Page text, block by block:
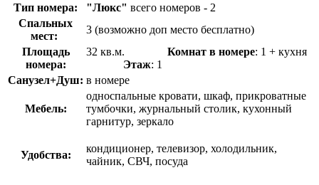
Тип номера:
"Люкс" всего номеров - 2
Спальных
мест:
3 (возможно доп место бесплатно)
Площадь
номера:
32 кв.м. Комнат в номере: 1 + кухня
Этаж: 1
Санузел+Душ: в номере
Мебель:
односпальные кровати, шкаф, прикроватные
тумбочки, журнальный столик, кухонный
гарнитур, зеркало
Удобства:
кондиционер, телевизор, холодильник,
чайник, СВЧ, посуда